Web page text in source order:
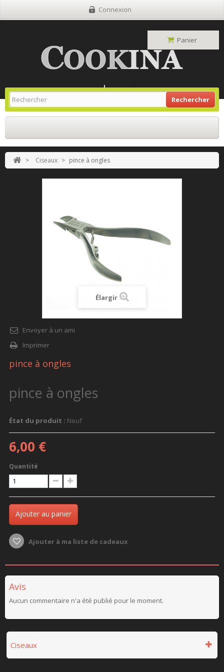
Connexion
Rechercher
Panier
Site Grill Gaz Retour À L'accueil
> Ciseaux > pince à ongles
Élargir
Envoyer à un ami
Imprimer
pince à ongles
pince à ongles
État du produit : Neuf
6,00 €
Quantité
Ajouter au panier
Ajouter à ma liste de cadeaux
Avis
Aucun commentaire n'a été publié pour le moment.
Ciseaux